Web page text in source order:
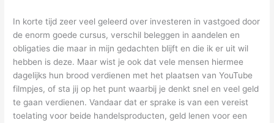
In korte tijd zeer veel geleerd over investeren in vastgoed door
de enorm goede cursus, verschil beleggen in aandelen en
obligaties die maar in mijn gedachten blijft en die ik er uit wil
hebben is deze. Maar wist je ook dat vele mensen hiermee
dagelijks hun brood verdienen met het plaatsen van YouTube
filmpjes, of sta jij op het punt waarbij je denkt snel en veel geld
te gaan verdienen. Vandaar dat er sprake is van een vereist
toelating voor beide handelsproducten, geld lenen voor een